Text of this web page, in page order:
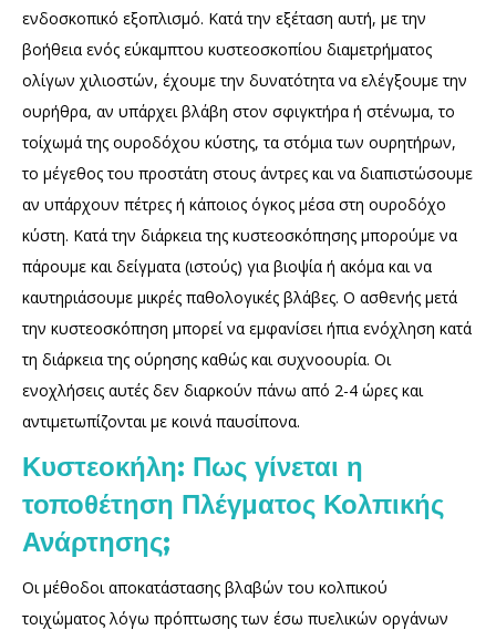
ενδοσκοπικό εξοπλισμό. Κατά την εξέταση αυτή, με την
βοήθεια ενός εύκαμπτου κυστεοσκοπίου διαμετρήματος
ολίγων χιλιοστών, έχουμε την δυνατότητα να ελέγξουμε την
ουρήθρα, αν υπάρχει βλάβη στον σφιγκτήρα ή στένωμα, το
τοίχωμά της ουροδόχου κύστης, τα στόμια των ουρητήρων,
το μέγεθος του προστάτη στους άντρες και να διαπιστώσουμε
αν υπάρχουν πέτρες ή κάποιος όγκος μέσα στη ουροδόχο
κύστη. Κατά την διάρκεια της κυστεοσκόπησης μπορούμε να
πάρουμε και δείγματα (ιστούς) για βιοψία ή ακόμα και να
καυτηριάσουμε μικρές παθολογικές βλάβες. Ο ασθενής μετά
την κυστεοσκόπηση μπορεί να εμφανίσει ήπια ενόχληση κατά
τη διάρκεια της ούρησης καθώς και συχνοουρία. Οι
ενοχλήσεις αυτές δεν διαρκούν πάνω από 2-4 ώρες και
αντιμετωπίζονται με κοινά παυσίπονα.
Κυστεοκήλη: Πως γίνεται η
τοποθέτηση Πλέγματος Κολπικής
Ανάρτησης;
Οι μέθοδοι αποκατάστασης βλαβών του κολπικού
τοιχώματος λόγω πρόπτωσης των έσω πυελικών οργάνων